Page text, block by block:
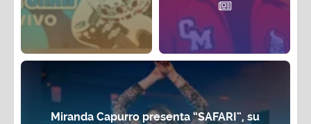
Miranda Capurro presenta “SAFARI”, su